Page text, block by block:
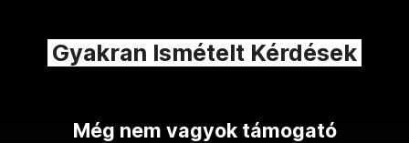
Gyakran Ismételt Kérdések
Még nem vagyok támogató